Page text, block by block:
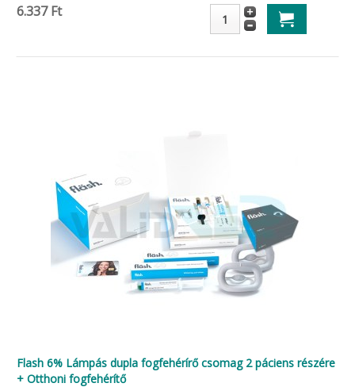
6.337 Ft
Flash 6% Lámpás dupla fogfehérírő csomag 2 páciens részére
+ Otthoni fogfehérítő